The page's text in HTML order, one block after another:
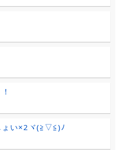
ょい×2ヾ(≧▽≦)ﾉ